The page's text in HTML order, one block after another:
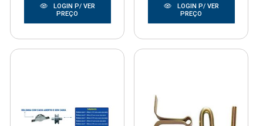
LOGIN P/ VER
PREÇO
LOGIN P/ VER
PREÇO